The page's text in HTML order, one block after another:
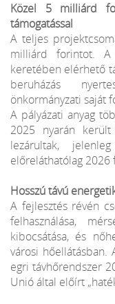
Közel 5 milliárd
támogatással
A teljes
milliárd forintot. A
keretében elérhető
beruházás
önkormányzati saját
A pályázati anyag
2025 nyarán
lezárultak,
előreláthatólag 2026
Hosszú távú
A fejlesztés révén
felhasználása,
kibocsátása, és
városi hőellátásban.
egri távhőrendszer
Unió által előírt